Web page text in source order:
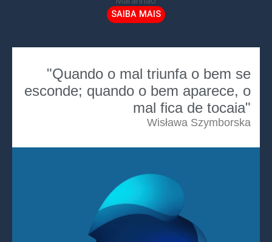
SAIBA MAIS
"Quando o mal triunfa o bem se
esconde; quando o bem aparece, o
mal fica de tocaia"
Wisława Szymborska